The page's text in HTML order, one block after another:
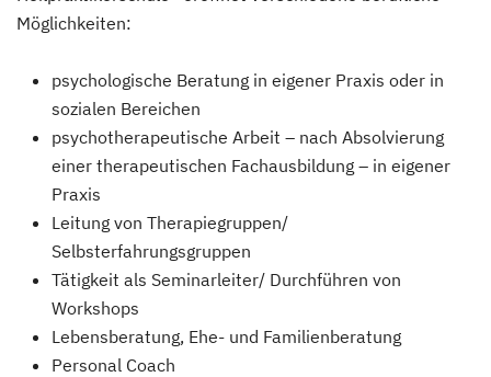
Möglichkeiten:
psychologische Beratung in eigener Praxis oder in
sozialen Bereichen
psychotherapeutische Arbeit – nach Absolvierung
einer therapeutischen Fachausbildung – in eigener
Praxis
Leitung von Therapiegruppen/
Selbsterfahrungsgruppen
Tätigkeit als Seminarleiter/ Durchführen von
Workshops
Lebensberatung, Ehe- und Familienberatung
Personal Coach